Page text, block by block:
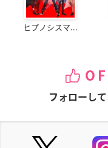
ヒプノシスマ...
フォローし